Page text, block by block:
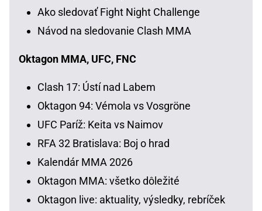
Ako sledovať Fight Night Challenge
Návod na sledovanie Clash MMA
Oktagon MMA, UFC, FNC
Clash 17: Ústí nad Labem
Oktagon 94: Vémola vs Vosgröne
UFC Paríž: Keita vs Naimov
RFA 32 Bratislava: Boj o hrad
Kalendár MMA 2026
Oktagon MMA: všetko dôležité
Oktagon live: aktuality, výsledky, rebríček